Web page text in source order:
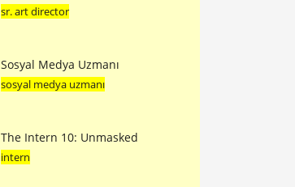
sr. art director
Sosyal Medya Uzmanı
sosyal medya uzmanı
The Intern 10: Unmasked
intern